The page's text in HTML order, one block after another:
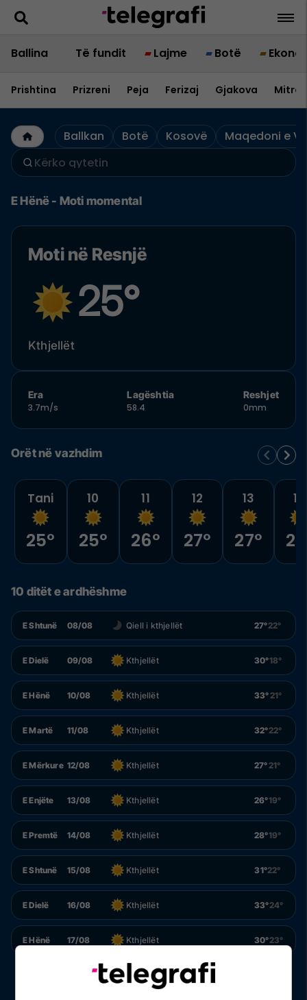
Ballina Të fundit Lajme Botë
Prishtina Prizreni Peja Ferizaj Gjakova
Ballkan Botë Kosovë Maqedoni e
E Hënë - Moti momental
Moti në Resnjë
25°
Kthjellët
Era
3.7m/s
Lagështia
58.4
Reshjet
0mm
Orët në vazhdim
Tani
25°
10
25°
11
26°
12
27°
13
27°
14
10 ditët e ardhëshme
E Shtunë 08/08 Qiell i kthjellët 27°22°
E Dielë 09/08 Kthjellët 30°18°
E Hënë 10/08 Kthjellët 33°21°
E Martë 11/08 Kthjellët 32°22°
E Mërkure 12/08 Kthjellët 27°21°
E Enjëte 13/08 Kthjellët 26°19°
E Premtë 14/08 Kthjellët 28°19°
E Shtunë 15/08 Kthjellët 31°22°
E Dielë 16/08 Kthjellët 33°24°
E Hënë 17/08 Kthjellët 30°23°